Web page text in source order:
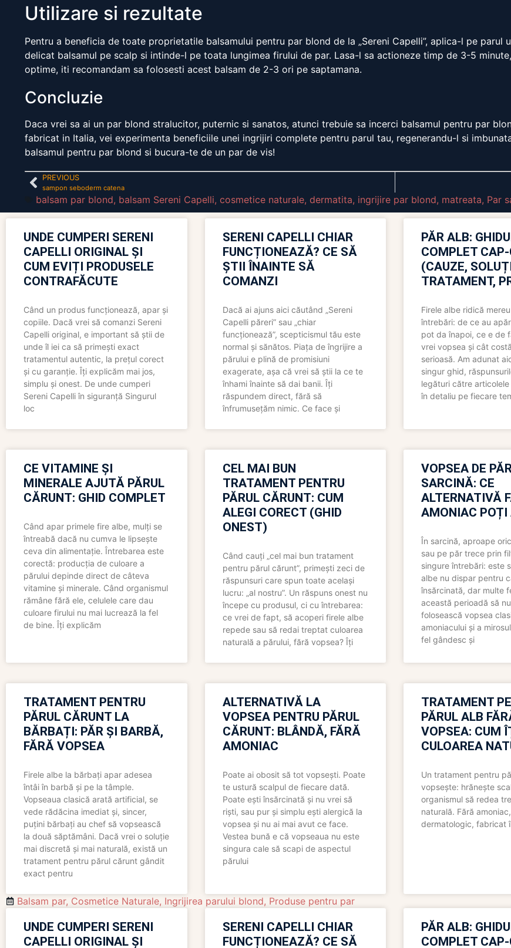
Utilizare si rezultate
Pentru a beneficia de toate proprietatile balsamului pentru par blond de la „Sereni Capelli”, aplica-l pe parul
delicat balsamul pe scalp si intinde-l pe toata lungimea firului de par. Lasa-l sa actioneze timp de 3-5
optime, iti recomandam sa folosesti acest balsam de 2-3 ori pe saptamana.
Concluzie
Daca vrei sa ai un par blond stralucitor, puternic si sanatos, atunci trebuie sa incerci balsamul pentru par
fabricat in Italia, vei experimenta beneficiile unei ingrijiri complete pentru parul tau, regenerandu-l si
balsamul pentru par blond si bucura-te de un par de vis!
PREVIOUS
sampon seboderm catena
balsam par blond, balsam Sereni Capelli, cosmetice naturale, dermatita, ingrijire par blond, matreata, Par
UNDE CUMPERI SERENI
CAPELLI ORIGINAL ȘI
CUM EVIȚI PRODUSELE
CONTRAFĂCUTE
Când un produs funcționează, apar și
copiile. Dacă vrei să comanzi Sereni
Capelli original, e important să știi de
unde îl iei ca să primești exact
tratamentul autentic, la prețul corect
și cu garanție. Îți explicăm mai jos,
simplu și onest. De unde cumperi
Sereni Capelli în siguranță Singurul
loc
SERENI CAPELLI CHIAR
FUNCȚIONEAZĂ? CE SĂ
ȘTII ÎNAINTE SĂ
COMANZI
Dacă ai ajuns aici căutând „Sereni
Capelli păreri” sau „chiar
funcționează”, scepticismul tău este
normal și sănătos. Piața de îngrijire a
părului e plină de promisiuni
exagerate, așa că vrei să știi la ce te
înhami înainte să dai banii. Îți
răspundem direct, fără să
înfrumusețăm nimic. Ce face și
PĂR ALB:
COMPLET
(CAUZE,
TRATAMENT,
Firele albe ridică
întrebări: de ce au
pot da înapoi, ce e de
vrei vopsea și cât
serioasă. Am adunat
singur ghid,
legături către
în detaliu pe fiecare
CE VITAMINE ȘI
MINERALE AJUTĂ PĂRUL
CĂRUNT: GHID COMPLET
Când apar primele fire albe, mulți se
întreabă dacă nu cumva le lipsește
ceva din alimentație. Întrebarea este
corectă: producția de culoare a
părului depinde direct de câteva
vitamine și minerale. Când organismul
rămâne fără ele, celulele care dau
culoare firului nu mai lucrează la fel
de bine. Îți explicăm
CEL MAI BUN
TRATAMENT PENTRU
PĂRUL CĂRUNT: CUM
ALEGI CORECT (GHID
ONEST)
Când cauți „cel mai bun tratament
pentru părul cărunt”, primești zeci de
răspunsuri care spun toate același
lucru: „al nostru”. Un răspuns onest nu
începe cu produsul, ci cu întrebarea:
ce vrei de fapt, să acoperi firele albe
repede sau să redai treptat culoarea
naturală a părului, fără vopsea? Îți
VOPSEA DE
SARCINĂ: CE
ALTERNATIVĂ
AMONIAC POȚI
În sarcină, aproape
sau pe păr trece prin
singure întrebări: este
albe nu dispar pentru
însărcinată, dar multe
această perioadă să
folosească vopsea
amoniacului și a
fel gândesc și
TRATAMENT PENTRU
PĂRUL CĂRUNT LA
BĂRBAȚI: PĂR ȘI BARBĂ,
FĂRĂ VOPSEA
Firele albe la bărbați apar adesea
întâi în barbă și pe la tâmple.
Vopseaua clasică arată artificial, se
vede rădăcina imediat și, sincer,
puțini bărbați au chef să vopsească
la două săptămâni. Dacă vrei o soluție
mai discretă și mai naturală, există un
tratament pentru părul cărunt gândit
exact pentru
ALTERNATIVĂ LA
VOPSEA PENTRU PĂRUL
CĂRUNT: BLÂNDĂ, FĂRĂ
AMONIAC
Poate ai obosit să tot vopsești. Poate
te ustură scalpul de fiecare dată.
Poate ești însărcinată și nu vrei să
riști, sau pur și simplu ești alergică la
vopsea și nu ai mai avut ce face.
Vestea bună e că vopseaua nu este
singura cale să scapi de aspectul
părului
TRATAMENT
PĂRUL ALB
VOPSEA: CUM
CULOAREA
Un tratament pentru
vopsește: hrănește
organismul să redea
naturală. Fără
dermatologic, fabricat
Balsam par, Cosmetice Naturale, Ingrijirea parului blond, Produse pentru par
UNDE CUMPERI SERENI
CAPELLI ORIGINAL ȘI
SERENI CAPELLI CHIAR
FUNCȚIONEAZĂ? CE SĂ
PĂR ALB:
COMPLET